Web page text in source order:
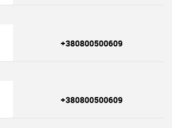
+380800500609
+380800500609